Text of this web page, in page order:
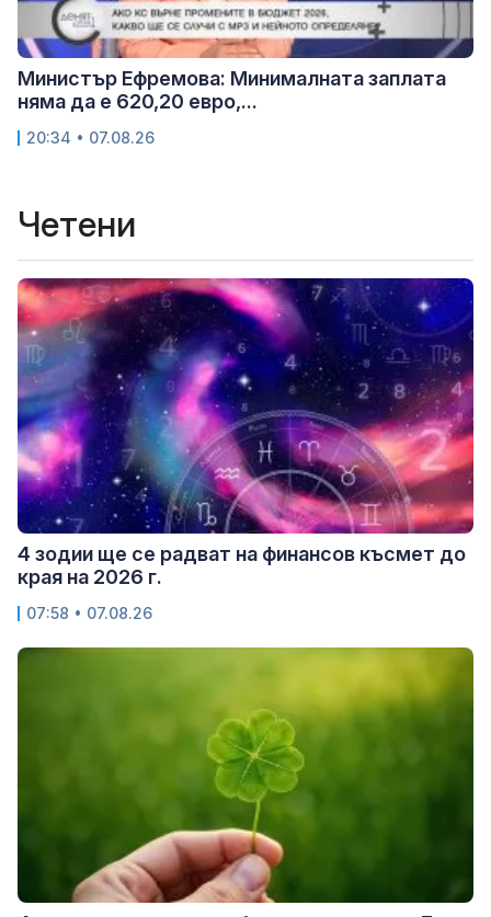
Министър Ефремова: Минималната заплата
няма да е 620,20 евро,...
20:34 • 07.08.26
Четени
4 зодии ще се радват на финансов късмет до
края на 2026 г.
07:58 • 07.08.26